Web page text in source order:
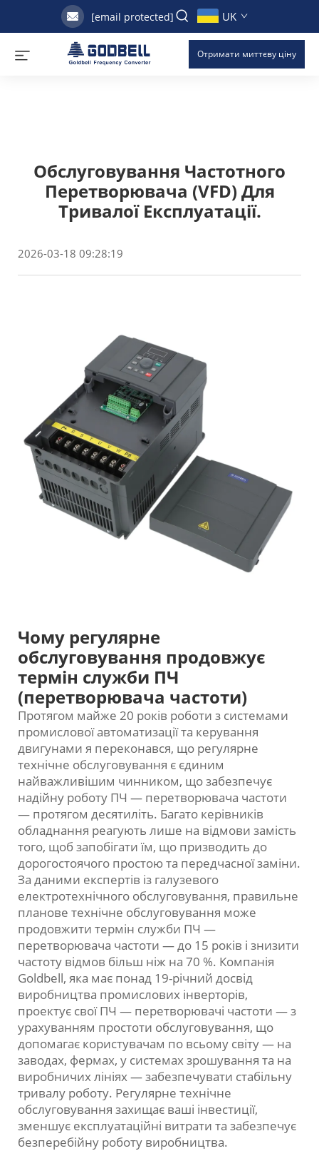
[email protected] UK
Отримати миттєву ціну
Обслуговування Частотного
Перетворювача (VFD) Для
Тривалої Експлуатації.
2026-03-18 09:28:19
Чому регулярне
обслуговування продовжує
термін служби ПЧ
(перетворювача частоти)
Протягом майже 20 років роботи з системами
промислової автоматизації та керування
двигунами я переконався, що регулярне
технічне обслуговування є єдиним
найважливішим чинником, що забезпечує
надійну роботу ПЧ — перетворювача частоти
— протягом десятиліть. Багато керівників
обладнання реагують лише на відмови замість
того, щоб запобігати їм, що призводить до
дорогостоячого простою та передчасної заміни.
За даними експертів із галузевого
електротехнічного обслуговування, правильне
планове технічне обслуговування може
продовжити термін служби ПЧ —
перетворювача частоти — до 15 років і знизити
частоту відмов більш ніж на 70 %. Компанія
Goldbell, яка має понад 19-річний досвід
виробництва промислових інверторів,
проектує свої ПЧ — перетворювачі частоти — з
урахуванням простоти обслуговування, що
допомагає користувачам по всьому світу — на
заводах, фермах, у системах зрошування та на
виробничих лініях — забезпечувати стабільну
тривалу роботу. Регулярне технічне
обслуговування захищає ваші інвестиції,
зменшує експлуатаційні витрати та забезпечує
безперебійну роботу виробництва.